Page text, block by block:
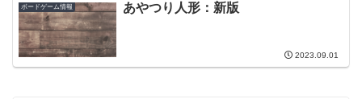
ボードゲーム情報 あやつり人形：新版
2023.09.01